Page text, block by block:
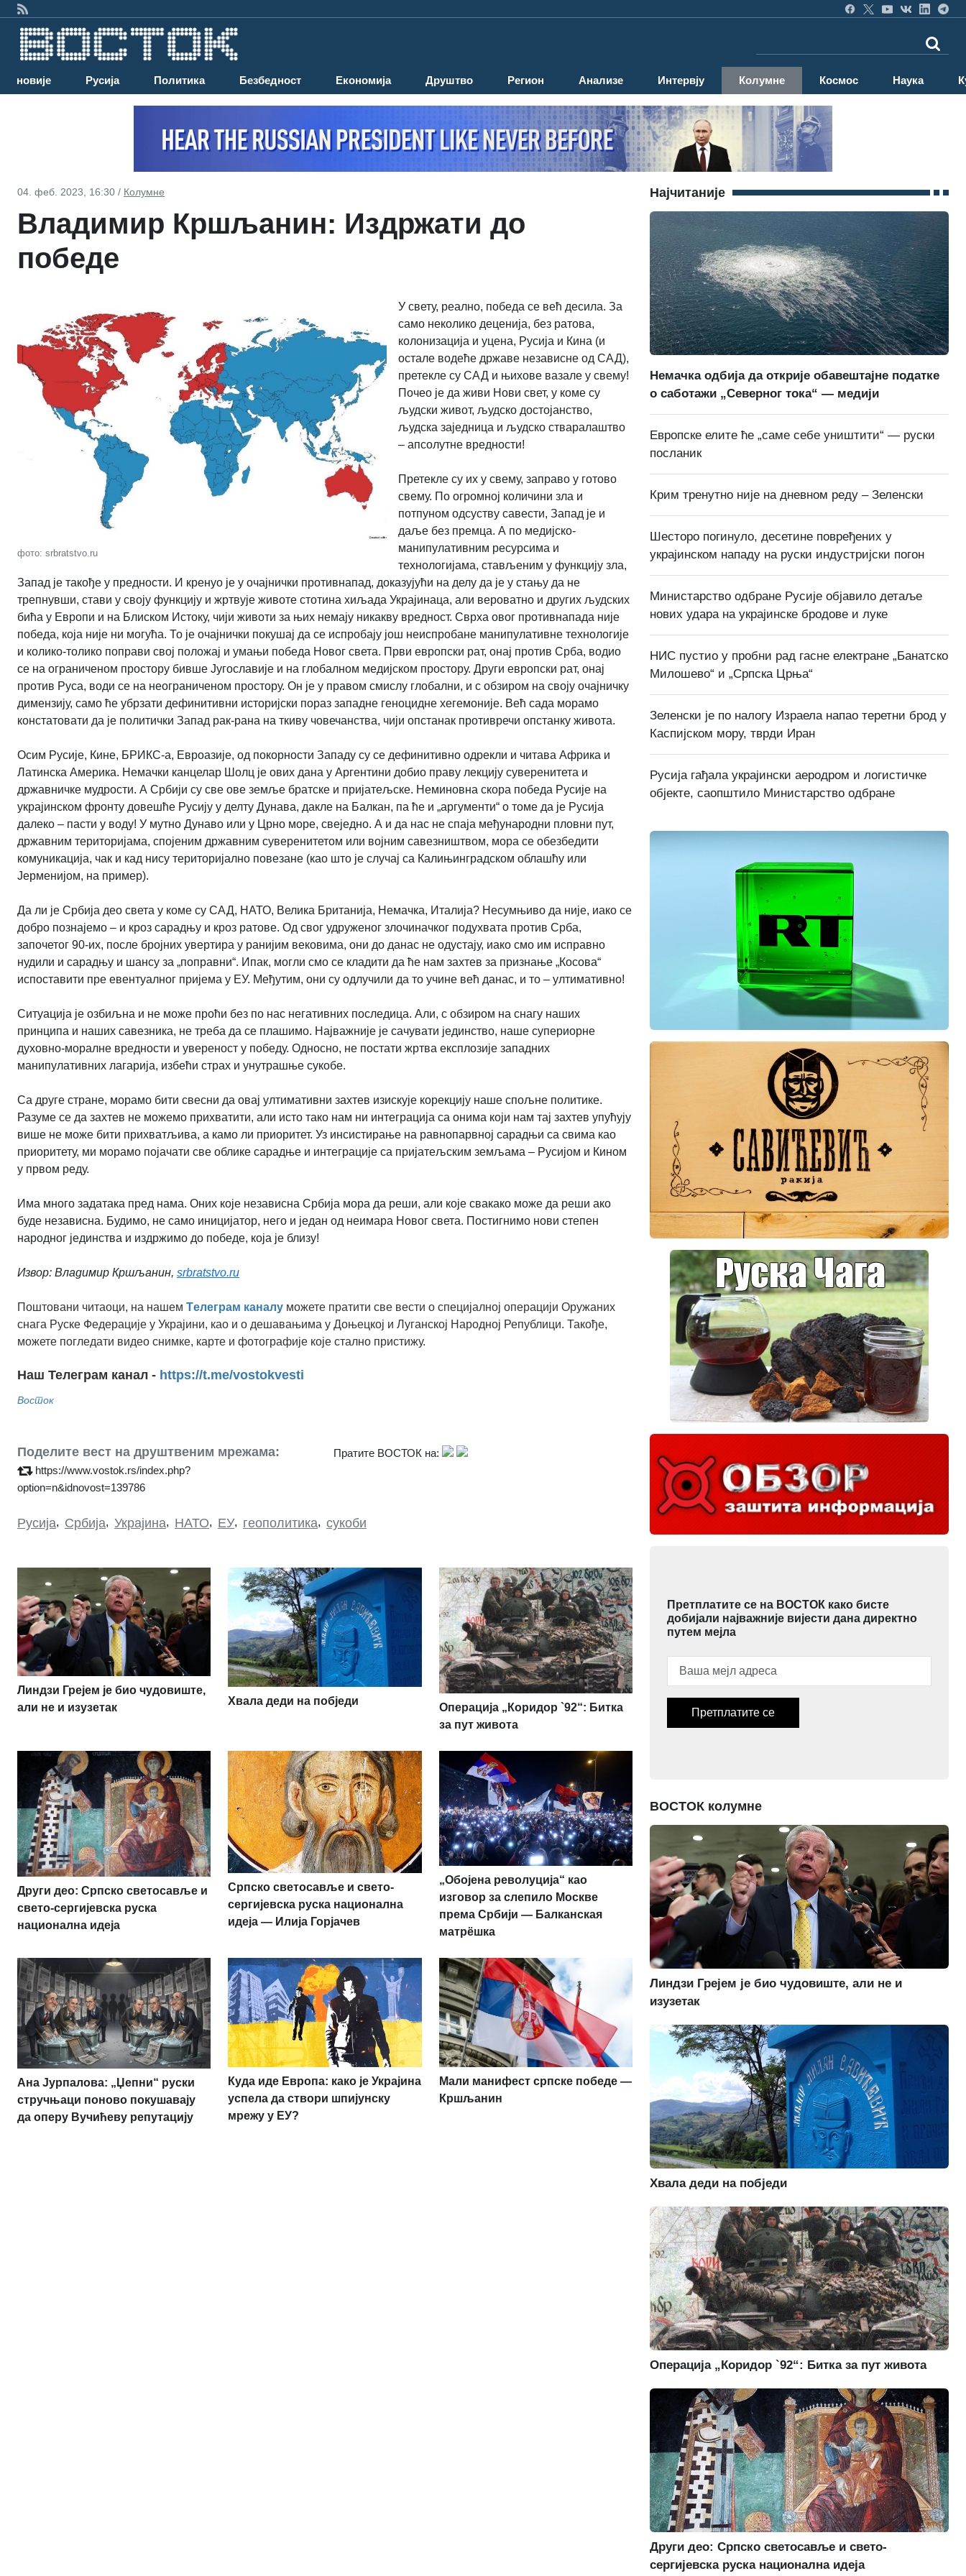
Најновије Русија Политика Безбедност Економија Друштво Регион Анализе Интервју Колумне Космос Наука
04. феб. 2023, 16:30 / Колумне
Владимир Кршљанин: Издржати до
победе
фото: srbratstvo.ru
У свету, реално, победа се већ десила. За
само неколико деценија, без ратова,
колонизација и уцена, Русија и Кина (и
остале водеће државе независне од САД),
претекле су САД и њихове вазале у свему!
Почео је да живи Нови свет, у коме су
људски живот, људско достојанство,
људска заједница и људско стваралаштво
– апсолутне вредности!
Претекле су их у свему, заправо у готово
свему. По огромној количини зла и
потпуном одсуству савести, Запад је и
даље без премца. А по медијско-
манипулативним ресурсима и
технологијама, стављеним у функцију зла,
Запад је такође у предности. И кренуо је у очајнички противнапад, доказујући на делу да је у стању да не
трепнувши, стави у своју функцију и жртвује животе стотина хиљада Украјинаца, али вероватно и других људских
бића у Европи и на Блиском Истоку, чији животи за њих немају никакву вредност. Сврха овог противнапада није
победа, која није ни могућа. То је очајнички покушај да се испробају још неиспробане манипулативне технологије
и колико-толико поправи свој положај и умањи победа Новог света. Први европски рат, онај против Срба, водио
се на ограниченом простору бивше Југославије и на глобалном медијском простору. Други европски рат, онај
против Руса, води се на неограниченом простору. Он је у правом смислу глобални, и с обзиром на своју очајничку
димензију, само ће убрзати дефинитивни историјски пораз западне геноцидне хегемоније. Већ сада морамо
констатовати да је политички Запад рак-рана на ткиву човечанства, чији опстанак противречи опстанку живота.
Осим Русије, Кине, БРИКС-а, Евроазије, од покорности Западу су се дефинитивно одрекли и читава Африка и
Латинска Америка. Немачки канцелар Шолц је ових дана у Аргентини добио праву лекцију суверенитета и
државничке мудрости. А Србији су све ове земље братске и пријатељске. Неминовна скора победа Русије на
украјинском фронту довешће Русију у делту Дунава, дакле на Балкан, па ће и „аргументи“ о томе да је Русија
далеко – пасти у воду! У мутно Дунаво или у Црно море, свеједно. А и да нас не спаја међународни пловни пут,
државним територијама, спојеним државним суверенитетом или војним савезништвом, мора се обезбедити
комуникација, чак и кад нису територијално повезане (као што је случај са Калињинградском облашћу или
Јерменијом, на пример).
Да ли је Србија део света у коме су САД, НАТО, Велика Британија, Немачка, Италија? Несумњиво да није, иако се
добро познајемо – и кроз сарадњу и кроз ратове. Од свог удруженог злочиначког подухвата против Срба,
започетог 90-их, после бројних увертира у ранијим вековима, они до данас не одустају, иако смо им исправно
нудили и сарадњу и шансу за „поправни“. Ипак, могли смо се кладити да ће нам захтев за признање „Косова“
испоставити пре евентуалног пријема у ЕУ. Међутим, они су одлучили да то учине већ данас, и то – ултимативно!
Ситуација је озбиљна и не може проћи без по нас негативних последица. Али, с обзиром на снагу наших
принципа и наших савезника, не треба да се плашимо. Најважније је сачувати јединство, наше супериорне
духовно-моралне вредности и увереност у победу. Односно, не постати жртва експлозије западних
манипулативних лагарија, избећи страх и унутрашње сукобе.
Са друге стране, морамо бити свесни да овај ултимативни захтев изискује корекцију наше спољне политике.
Разуме се да захтев не можемо прихватити, али исто тако нам ни интеграција са онима који нам тај захтев упућују
више не може бити прихватљива, а камо ли приоритет. Уз инсистирање на равнопарвној сарадњи са свима као
приоритету, ми морамо појачати све облике сарадње и интеграције са пријатељским земљама – Русијом и Кином
у првом реду.
Има много задатака пред нама. Оних које независна Србија мора да реши, али које свакако може да реши ако
буде независна. Будимо, не само иницијатор, него и један од неимара Новог света. Постигнимо нови степен
народног јединства и издржимо до победе, која је близу!
Извор: Владимир Кршљанин, srbratstvo.ru
Поштовани читаоци, на нашем Tелеграм каналу можете пратити све вести о специјалној операцији Оружаних
снага Руске Федерације у Украјини, као и о дешавањима у Доњецкој и Луганској Народној Републици. Такође,
можете погледати видео снимке, карте и фотографије које стално пристижу.
Наш Телеграм канал - https://t.me/vostokvesti
Восток
Поделите вест на друштвеним мрежама:
https://www.vostok.rs/index.php?
option=n&idnovost=139786
Пратите ВОСТОК на:
Русија, Србија, Украјина, НАТО, ЕУ, геополитика, сукоби
Линдзи Грејем је био чудовиште,
али не и изузетак
Хвала деди на побједи
Операција „Коридор `92“: Битка
за пут живота
Други део: Српско светосавље и
свето-сергијевска руска
национална идеја
Српско светосавље и свето-
сергијевска руска национална
идеја — Илија Горјачев
„Обојена револуција“ као
изговор за слепило Москве
према Србији — Балканская
матрёшка
Ана Јурпалова: „Џепни“ руски
стручњаци поново покушавају
да оперу Вучићеву репутацију
Куда иде Европа: како је Украјина
успела да створи шпијунску
мрежу у ЕУ?
Мали манифест српске победе —
Кршљанин
Најчитаније
Немачка одбија да открије обавештајне податке
о саботажи „Северног тока“ — медији
Европске елите ће „саме себе уништити“ — руски
посланик
Крим тренутно није на дневном реду – Зеленски
Шесторо погинуло, десетине повређених у
украјинском нападу на руски индустријски погон
Министарство одбране Русије објавило детаље
нових удара на украјинске бродове и луке
НИС пустио у пробни рад гасне електране „Банатско
Милошево“ и „Српска Црња“
Зеленски је по налогу Израела напао теретни брод у
Каспијском мору, тврди Иран
Русија гађала украјински аеродром и логистичке
објекте, саопштило Министарство одбране
Претплатите се на ВОСТОК како бисте
добијали најважније вијести дана директно
путем мејла
Претплатите се
ВОСТОК колумне
Линдзи Грејем је био чудовиште, али не и
изузетак
Хвала деди на побједи
Операција „Коридор `92“: Битка за пут живота
Други део: Српско светосавље и свето-
сергијевска руска национална идеја